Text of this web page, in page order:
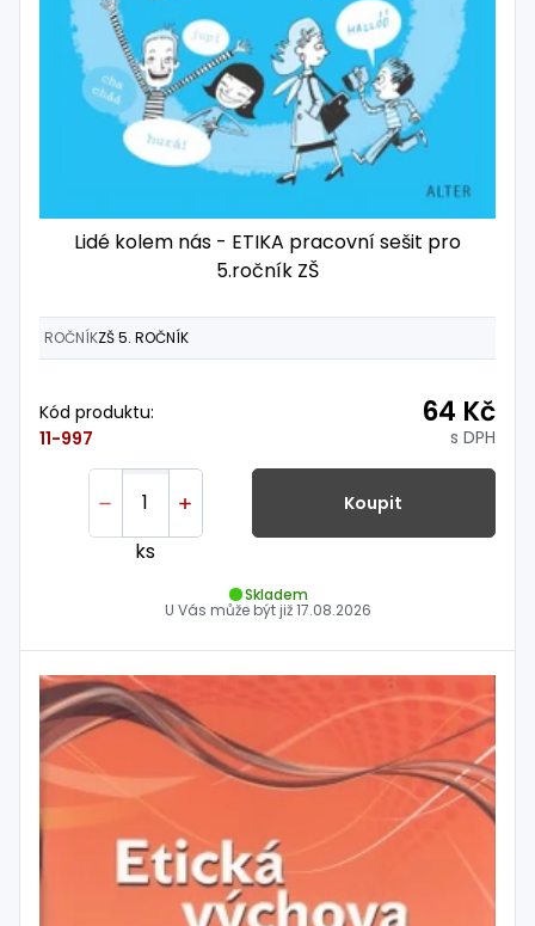
Lidé kolem nás - ETIKA pracovní sešit pro
5.ročník ZŠ
ROČNÍKZŠ 5. ROČNÍK
Kód produktu:
11-997
64 Kč
s DPH
ks
Koupit
Skladem
U Vás může být již17.08.2026